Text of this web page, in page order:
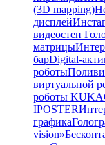
(3D mapping)
дисплей
видеостен
матрицы
барDigital-
роботы
виртуальной
роботы KUKA
IPOSTER
графика
vision»